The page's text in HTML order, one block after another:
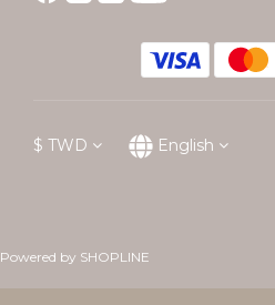
$ TWD English
Powered by SHOPLINE